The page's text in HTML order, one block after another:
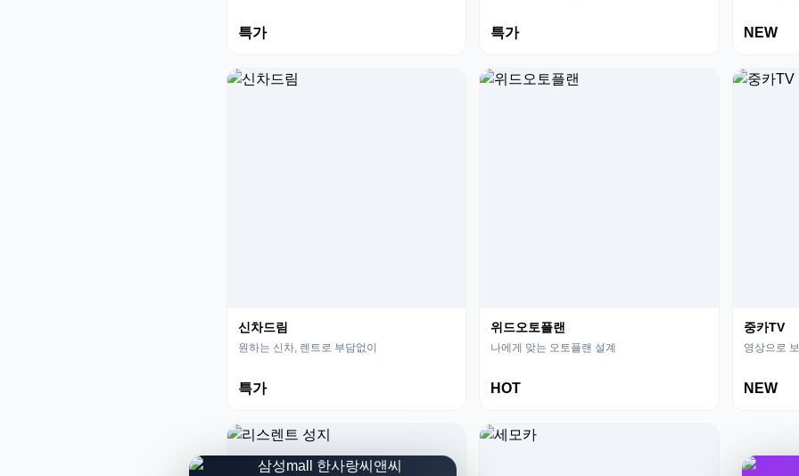
특가 특가 NEW
신차드림
원하는 신차, 렌트로 부담없이
특가
위드오토플랜
나에게 맞는 오토플랜 설계
HOT
중카TV
영상으로
NEW